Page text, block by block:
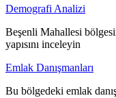
Demografi Analizi
Beşenli Mahallesi
yapısını inceleyin
Emlak Danışmanları
Bu bölgedeki emlak